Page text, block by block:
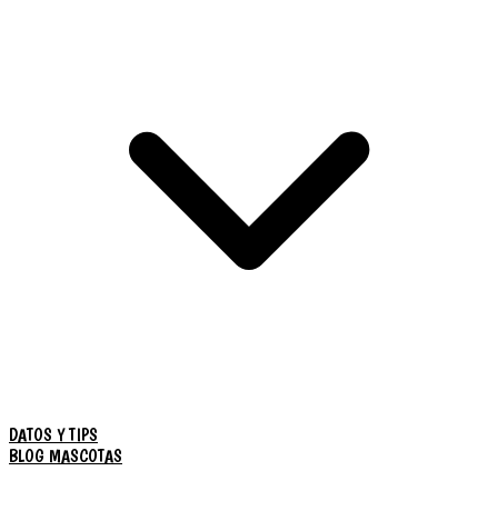
DATOS Y TIPS
BLOG MASCOTAS